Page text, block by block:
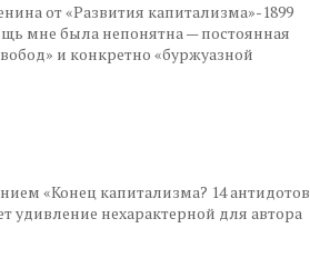
от «Развития капитализма»-1899
мне была непонятна — постоянная
и конкретно «буржуазной
«Конец капитализма? 14 антидотов
удивление нехарактерной для автора